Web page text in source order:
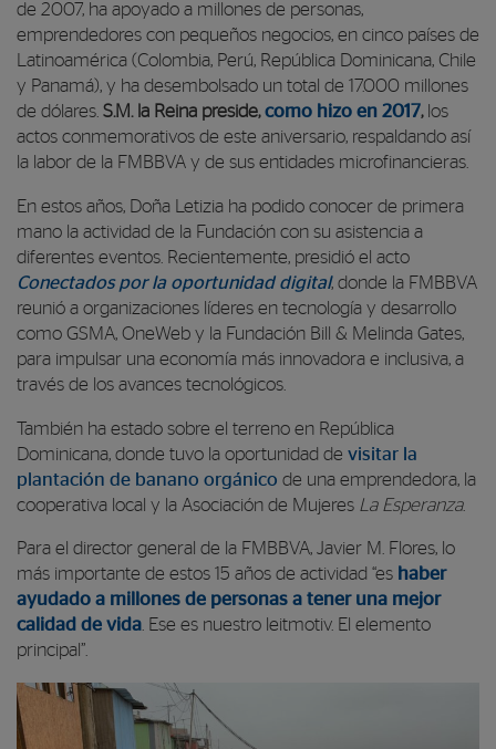
de 2007, ha apoyado a millones de personas,
emprendedores con pequeños negocios, en cinco países de
Latinoamérica (Colombia, Perú, República Dominicana, Chile
y Panamá), y ha desembolsado un total de 17.000 millones
de dólares. S.M. la Reina preside,como hizo en 2017, los
actos conmemorativos de este aniversario, respaldando así
la labor de la FMBBVA y de sus entidades microfinancieras.
En estos años, Doña Letizia ha podido conocer de primera
mano la actividad de la Fundación con su asistencia a
diferentes eventos. Recientemente, presidió el acto
Conectados por la oportunidad digital, donde la FMBBVA
reunió a organizaciones líderes en tecnología y desarrollo
como GSMA, OneWeb y la Fundación Bill & Melinda Gates,
para impulsar una economía más innovadora e inclusiva, a
través de los avances tecnológicos.
También ha estado sobre el terreno en República
Dominicana, donde tuvo la oportunidad de visitar la
plantación de banano orgánico de una emprendedora, la
cooperativa local y la Asociación de Mujeres La Esperanza.
Para el director general de la FMBBVA, Javier M. Flores, lo
más importante de estos 15 años de actividad “es haber
ayudado a millones de personas a tener una mejor
calidad de vida. Ese es nuestro leitmotiv. El elemento
principal”.